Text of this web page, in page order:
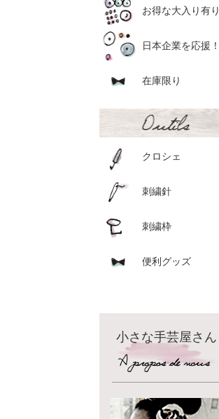
お得な大入り有り
日本企業を応援！
在庫限り
クロシェ
刺繍針
刺繍枠
便利グッズ
小さな手芸屋さん